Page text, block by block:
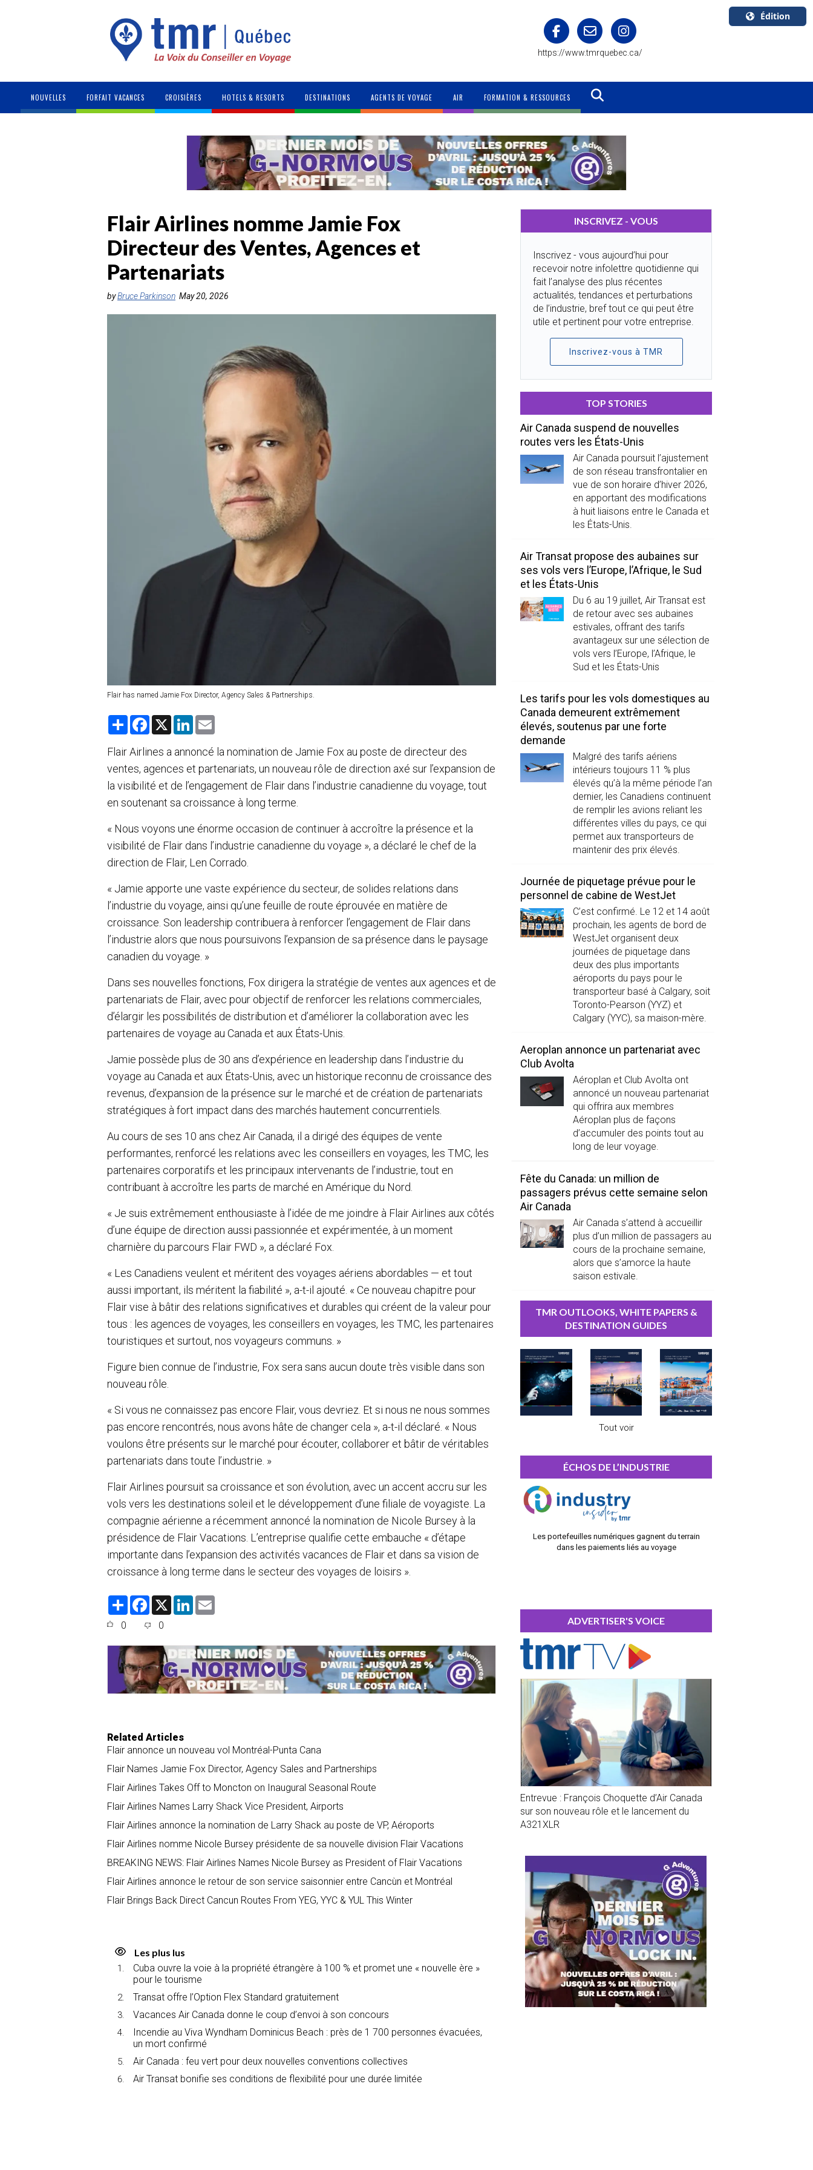
https://www.tmrquebec.ca/
Édition
Canada
NOUVELLES FORFAIT VACANCES CROISIÈRES HOTELS & RESORTS DESTINATIONS AGENTS DE VOYAGE AIR FORMATION & RESSOURCES
Flair Airlines nomme Jamie Fox
Directeur des Ventes, Agences et
Partenariats
byBruce Parkinson May 20, 2026
Flair has named Jamie Fox Director, Agency Sales & Partnerships.
S
e
F
e
b
o
o
k
X
L
k
e
d
n
Flair Airlines a annoncé la nomination de Jamie Fox au poste de directeur des
ventes, agences et partenariats, un nouveau rôle de direction axé sur l’expansion de
la visibilité et de l’engagement de Flair dans l’industrie canadienne du voyage, tout
en soutenant sa croissance à long terme.
« Nous voyons une énorme occasion de continuer à accroître la présence et la
visibilité de Flair dans l’industrie canadienne du voyage », a déclaré le chef de la
direction de Flair, Len Corrado.
« Jamie apporte une vaste expérience du secteur, de solides relations dans
l’industrie du voyage, ainsi qu’une feuille de route éprouvée en matière de
croissance. Son leadership contribuera à renforcer l’engagement de Flair dans
l’industrie alors que nous poursuivons l’expansion de sa présence dans le paysage
canadien du voyage. »
Dans ses nouvelles fonctions, Fox dirigera la stratégie de ventes aux agences et de
partenariats de Flair, avec pour objectif de renforcer les relations commerciales,
d’élargir les possibilités de distribution et d’améliorer la collaboration avec les
partenaires de voyage au Canada et aux États-Unis.
Jamie possède plus de 30 ans d’expérience en leadership dans l’industrie du
voyage au Canada et aux États-Unis, avec un historique reconnu de croissance des
revenus, d’expansion de la présence sur le marché et de création de partenariats
stratégiques à fort impact dans des marchés hautement concurrentiels.
Au cours de ses 10 ans chez Air Canada, il a dirigé des équipes de vente
performantes, renforcé les relations avec les conseillers en voyages, les TMC, les
partenaires corporatifs et les principaux intervenants de l’industrie, tout en
contribuant à accroître les parts de marché en Amérique du Nord.
« Je suis extrêmement enthousiaste à l’idée de me joindre à Flair Airlines aux côtés
d’une équipe de direction aussi passionnée et expérimentée, à un moment
charnière du parcours Flair FWD », a déclaré Fox.
« Les Canadiens veulent et méritent des voyages aériens abordables — et tout
aussi important, ils méritent la fiabilité », a-t-il ajouté. « Ce nouveau chapitre pour
Flair vise à bâtir des relations significatives et durables qui créent de la valeur pour
tous : les agences de voyages, les conseillers en voyages, les TMC, les partenaires
touristiques et surtout, nos voyageurs communs. »
Figure bien connue de l’industrie, Fox sera sans aucun doute très visible dans son
nouveau rôle.
« Si vous ne connaissez pas encore Flair, vous devriez. Et si nous ne nous sommes
pas encore rencontrés, nous avons hâte de changer cela », a-t-il déclaré. « Nous
voulons être présents sur le marché pour écouter, collaborer et bâtir de véritables
partenariats dans toute l’industrie. »
Flair Airlines poursuit sa croissance et son évolution, avec un accent accru sur les
vols vers les destinations soleil et le développement d’une filiale de voyagiste. La
compagnie aérienne a récemment annoncé la nomination de Nicole Bursey à la
présidence de Flair Vacations. L’entreprise qualifie cette embauche « d’étape
importante dans l’expansion des activités vacances de Flair et dans sa vision de
croissance à long terme dans le secteur des voyages de loisirs ».
S
F
e
o
o
k
X
L
d
I
n
0 0
Related Articles
Flair annonce un nouveau vol Montréal-Punta Cana
Flair Names Jamie Fox Director, Agency Sales and Partnerships
Flair Airlines Takes Off to Moncton on Inaugural Seasonal Route
Flair Airlines Names Larry Shack Vice President, Airports
Flair Airlines annonce la nomination de Larry Shack au poste de VP, Aéroports
Flair Airlines nomme Nicole Bursey présidente de sa nouvelle division Flair Vacations
BREAKING NEWS: Flair Airlines Names Nicole Bursey as President of Flair Vacations
Flair Airlines annonce le retour de son service saisonnier entre Cancùn et Montréal
Flair Brings Back Direct Cancun Routes From YEG, YYC & YUL This Winter
Les plus lus
Cuba ouvre la voie à la propriété étrangère à 100 % et promet une « nouvelle ère »
pour le tourisme
Transat offre l’Option Flex Standard gratuitement
Vacances Air Canada donne le coup d’envoi à son concours
Incendie au Viva Wyndham Dominicus Beach : près de 1 700 personnes évacuées,
un mort confirmé
Air Canada : feu vert pour deux nouvelles conventions collectives
Air Transat bonifie ses conditions de flexibilité pour une durée limitée
INSCRIVEZ - VOUS
Inscrivez - vous aujourd’hui pour
recevoir notre infolettre quotidienne qui
fait l’analyse des plus récentes
actualités, tendances et perturbations
de l’industrie, bref tout ce qui peut être
utile et pertinent pour votre entreprise.
Inscrivez-vous à TMR
TOP STORIES
Air Canada suspend de nouvelles
routes vers les États-Unis
Air Canada poursuit l’ajustement
de son réseau transfrontalier en
vue de son horaire d’hiver 2026,
en apportant des modifications
à huit liaisons entre le Canada et
les États-Unis.
Air Transat propose des aubaines sur
ses vols vers l’Europe, l’Afrique, le Sud
et les États-Unis
Du 6 au 19 juillet, Air Transat est
de retour avec ses aubaines
estivales, offrant des tarifs
avantageux sur une sélection de
vols vers l’Europe, l’Afrique, le
Sud et les États-Unis
Les tarifs pour les vols domestiques au
Canada demeurent extrêmement
élevés, soutenus par une forte
demande
Malgré des tarifs aériens
intérieurs toujours 11 % plus
élevés qu’à la même période l’an
dernier, les Canadiens continuent
de remplir les avions reliant les
différentes villes du pays, ce qui
permet aux transporteurs de
maintenir des prix élevés.
Journée de piquetage prévue pour le
personnel de cabine de WestJet
C’est confirmé. Le 12 et 14 août
prochain, les agents de bord de
WestJet organisent deux
journées de piquetage dans
deux des plus importants
aéroports du pays pour le
transporteur basé à Calgary, soit
Toronto-Pearson (YYZ) et
Calgary (YYC), sa maison-mère.
Aeroplan annonce un partenariat avec
Club Avolta
Aéroplan et Club Avolta ont
annoncé un nouveau partenariat
qui offrira aux membres
Aéroplan plus de façons
d’accumuler des points tout au
long de leur voyage.
Fête du Canada: un million de
passagers prévus cette semaine selon
Air Canada
Air Canada s’attend à accueillir
plus d’un million de passagers au
cours de la prochaine semaine,
alors que s’amorce la haute
saison estivale.
TMR OUTLOOKS, WHITE PAPERS &
DESTINATION GUIDES
Tout voir
ÉCHOS DE L’INDUSTRIE
Les portefeuilles numériques gagnent du terrain
dans les paiements liés au voyage
ADVERTISER'S VOICE
Entrevue : François Choquette d’Air Canada
sur son nouveau rôle et le lancement du
A321XLR